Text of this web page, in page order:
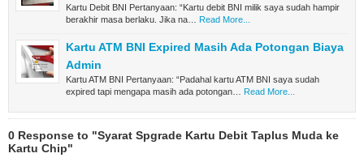
Kartu Debit BNI Pertanyaan: “Kartu debit BNI milik saya sudah hampir
berakhir masa berlaku. Jika na…
Read More...
Kartu ATM BNI Expired Masih Ada Potongan Biaya
Admin
Kartu ATM BNI Pertanyaan: “Padahal kartu ATM BNI saya sudah
expired tapi mengapa masih ada potongan…
Read More...
0 Response to "Syarat Spgrade Kartu Debit Taplus Muda ke
Kartu Chip"